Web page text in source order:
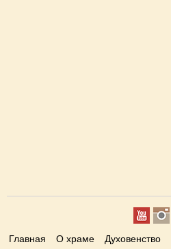
Главная О храме Духовенство